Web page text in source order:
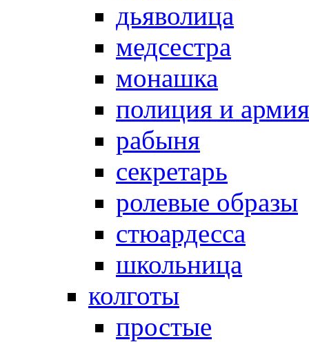
дьяволица
медсестра
монашка
полиция и армия
рабыня
секретарь
ролевые образы
стюардесса
школьница
колготы
простые